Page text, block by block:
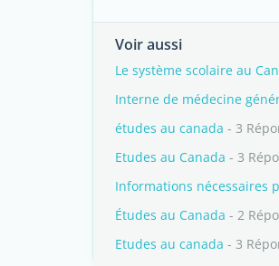
Voir aussi
Le système scolaire au
Interne de médecine
études au canada - 3
Etudes au Canada - 3
Informations nécessaires
Études au Canada - 2
Etudes au canada - 3